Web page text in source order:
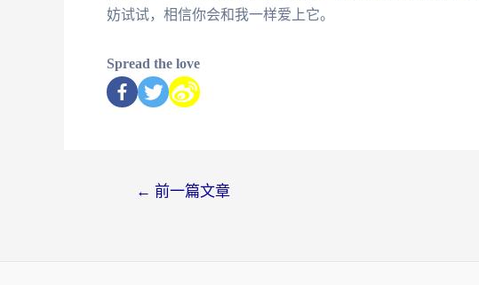
妨试试，相信你会和我一样爱上它。
Spread the love
← 前一篇文章